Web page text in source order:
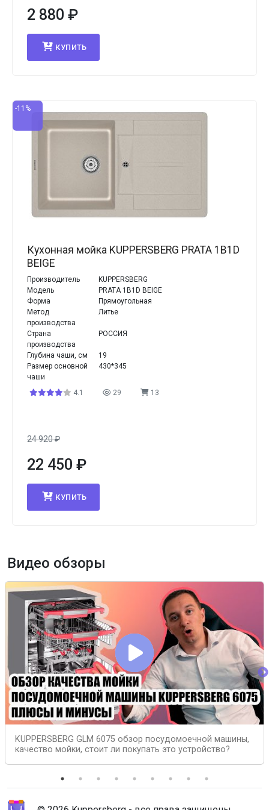
2 880 ₽
КУПИТЬ
-11%
Кухонная мойка KUPPERSBERG PRATA 1B1D
BEIGE
Производитель
KUPPERSBERG
Модель
PRATA 1B1D BEIGE
Форма
Прямоугольная
Метод
производства
Литье
Страна
производства
РОССИЯ
Глубина чаши, см
19
Размер основной
чаши
430*345
4.1 29 13
24 920₽
22 450 ₽
КУПИТЬ
Видео обзоры
KUPPERSBERG GLM 6075 обзор посудомоечной машины,
качество мойки, стоит ли покупать это устройство?